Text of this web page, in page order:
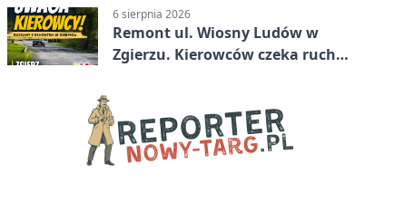
6 sierpnia 2026
Remont ul. Wiosny Ludów w
Zgierzu. Kierowców czeka ruch